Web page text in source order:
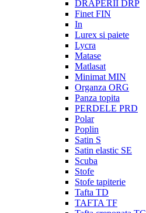
DRAPERII DRP
Finet FIN
In
Lurex si paiete
Lycra
Matase
Matlasat
Minimat MIN
Organza ORG
Panza topita
PERDELE PRD
Polar
Poplin
Satin S
Satin elastic SE
Scuba
Stofe
Stofe tapiterie
Tafta TD
TAFTA TF